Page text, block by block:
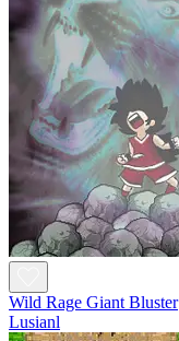
Wild Rage Giant Bluster
Lusianl